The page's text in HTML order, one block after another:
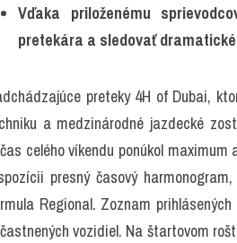
Vďaka priloženému
pretekára a sledovať
preteky 4H of Dubai,
a medzinárodné jazdecké
celého víkendu ponúkol
presný časový
Regional. Zoznam
vozidiel. Na štartovom